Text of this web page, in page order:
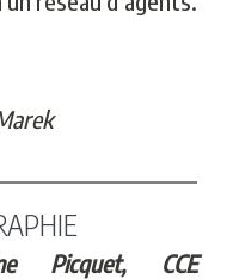
Picquet, CCE